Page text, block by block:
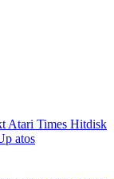
Atari Times Hitdisk
atos